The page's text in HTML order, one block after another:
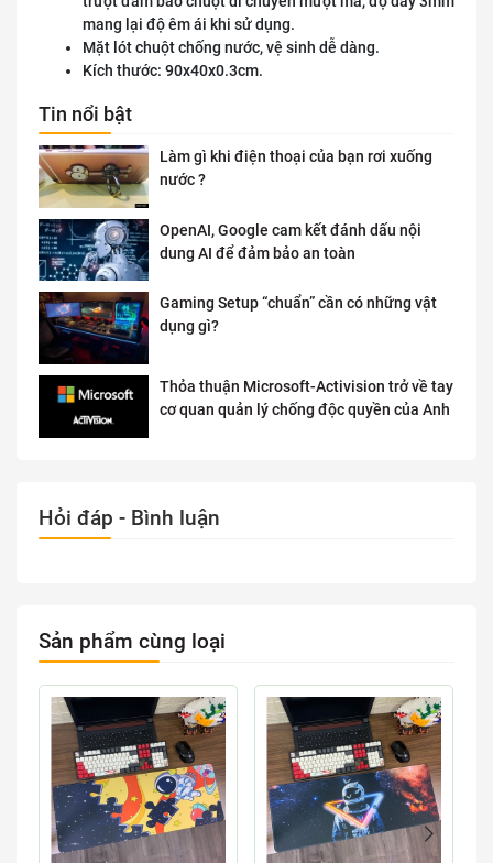
mang lại độ êm ái khi sử dụng.
Mặt lót chuột chống nước, vệ sinh dễ dàng.
Kích thước: 90x40x0.3cm.
Tin nổi bật
Làm gì khi điện thoại của bạn rơi xuống
nước ?
OpenAI, Google cam kết đánh dấu nội
dung AI để đảm bảo an toàn
Gaming Setup “chuẩn” cần có những vật
dụng gì?
Thỏa thuận Microsoft-Activision trở về tay
cơ quan quản lý chống độc quyền của Anh
Hỏi đáp - Bình luận
Sản phẩm cùng loại